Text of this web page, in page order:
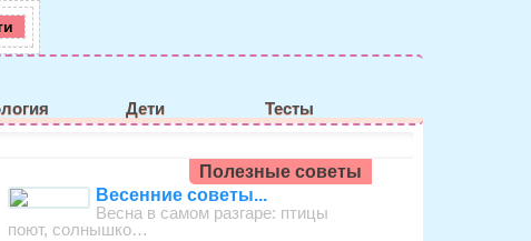
Дети Тесты
Полезные советы
Весенние советы...
Весна в самом разгаре: птицы
поют, солнышко…